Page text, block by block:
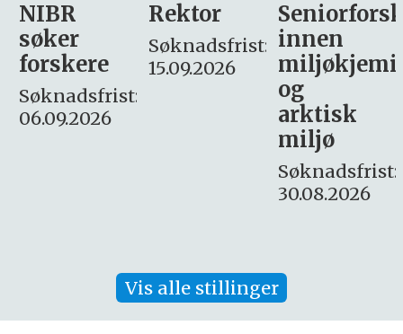
Rektor
Søknadsfrist:
15.09.2026
Seniorforsker
innen
miljøkjemi
søker
– fast
Søknadsfrist:
16. august.
Vis alle stillinger